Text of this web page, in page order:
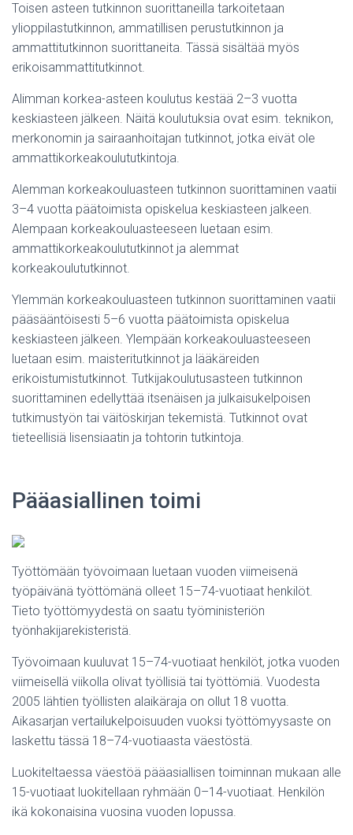
Toisen asteen tutkinnon suorittaneilla tarkoitetaan
ylioppilastutkinnon, ammatillisen perustutkinnon ja
ammattitutkinnon suorittaneita. Tässä sisältää myös
erikoisammattitutkinnot.
Alimman korkea-asteen koulutus kestää 2–3 vuotta
keskiasteen jälkeen. Näitä koulutuksia ovat esim. teknikon,
merkonomin ja sairaanhoitajan tutkinnot, jotka eivät ole
ammattikorkeakoulututkintoja.
Alemman korkeakouluasteen tutkinnon suorittaminen vaatii
3–4 vuotta päätoimista opiskelua keskiasteen jalkeen.
Alempaan korkeakouluasteeseen luetaan esim.
ammattikorkeakoulututkinnot ja alemmat
korkeakoulututkinnot.
Ylemmän korkeakouluasteen tutkinnon suorittaminen vaatii
pääsääntöisesti 5–6 vuotta päätoimista opiskelua
keskiasteen jälkeen. Ylempään korkeakouluasteeseen
luetaan esim. maisteritutkinnot ja lääkäreiden
erikoistumistutkinnot. Tutkijakoulutusasteen tutkinnon
suorittaminen edellyttää itsenäisen ja julkaisukelpoisen
tutkimustyön tai väitöskirjan tekemistä. Tutkinnot ovat
tieteellisiä lisensiaatin ja tohtorin tutkintoja.
Pääasiallinen toimi
Työttömään työvoimaan luetaan vuoden viimeisenä
työpäivänä työttömänä olleet 15–74-vuotiaat henkilöt.
Tieto työttömyydestä on saatu työministeriön
työnhakijarekisteristä.
Työvoimaan kuuluvat 15–74-vuotiaat henkilöt, jotka vuoden
viimeisellä viikolla olivat työllisiä tai työttömiä. Vuodesta
2005 lähtien työllisten alaikäraja on ollut 18 vuotta.
Aikasarjan vertailukelpoisuuden vuoksi työttömyysaste on
laskettu tässä 18–74-vuotiaasta väestöstä.
Luokiteltaessa väestöä pääasiallisen toiminnan mukaan alle
15-vuotiaat luokitellaan ryhmään 0–14-vuotiaat. Henkilön
ikä kokonaisina vuosina vuoden lopussa.